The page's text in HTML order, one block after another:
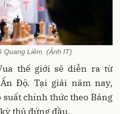
Quang Liêm. (Ảnh IT)
thế giới sẽ diễn ra từ
Độ. Tại giải năm nay,
chính thức theo Bảng
thủ đứng đầu.